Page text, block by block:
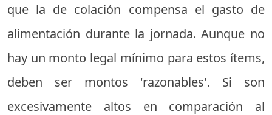
que la de colación compensa el gasto de
alimentación durante la jornada. Aunque no
hay un monto legal mínimo para estos ítems,
deben ser montos 'razonables'. Si son
excesivamente altos en comparación al